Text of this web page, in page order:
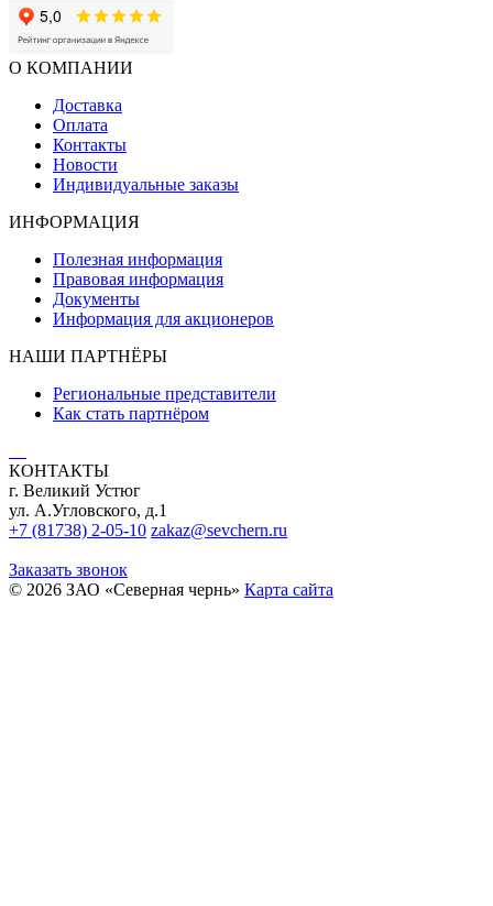
О КОМПАНИИ
Доставка
Оплата
Контакты
Новости
Индивидуальные заказы
ИНФОРМАЦИЯ
Полезная информация
Правовая информация
Документы
Информация для акционеров
НАШИ ПАРТНЁРЫ
Региональные представители
Как стать партнёром
КОНТАКТЫ
г. Великий Устюг
ул. А.Угловского, д.1
+7 (81738) 2-05-10 zakaz@sevchern.ru
Заказать звонок
© 2026 ЗАО «Северная чернь» Карта сайта